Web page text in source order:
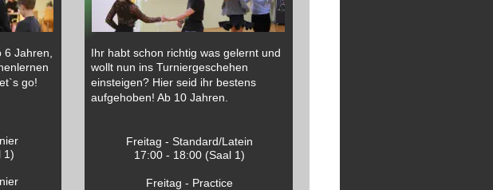
Jahren,
go!
1)
Ihr habt schon richtig was gelernt und
wollt nun ins Turniergeschehen
einsteigen? Hier seid ihr bestens
aufgehoben! Ab 10 Jahren.
Freitag - Standard/Latein
17:00 - 18:00 (Saal 1)
Freitag - Practice